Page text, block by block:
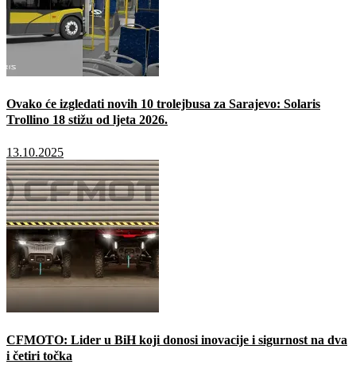
Ovako će izgledati novih 10 trolejbusa za Sarajevo: Solaris
Trollino 18 stižu od ljeta 2026.
13.10.2025
CFMOTO: Lider u BiH koji donosi inovacije i sigurnost na dva
i četiri točka